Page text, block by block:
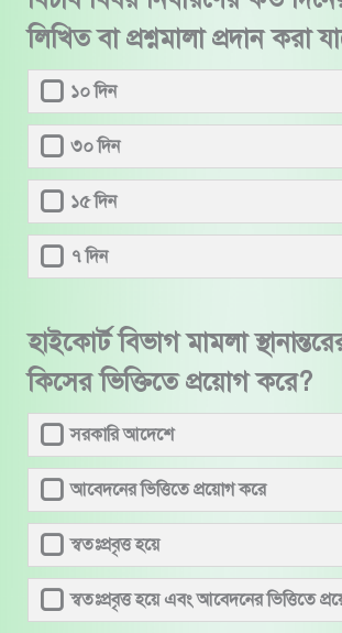
লিখিত বা প্রশ্নমালা প্রদান করা
১০ দিন
৩০ দিন
১৫ দিন
৭ দিন
হাইকোর্ট বিভাগ মামলা
কিসের ভিক্তিতে প্রয়োগ করে?
সরকারি আদেশে
আবেদনের ভিত্তিতে প্রয়োগ করে
স্বতঃপ্রবৃত্ত হয়ে
স্বতঃপ্রবৃত্ত হয়ে এবং আবেদনের ভিত্তিতে